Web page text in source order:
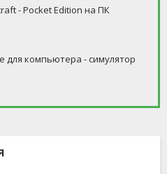
- Pocket Edition на ПК
для компьютера - симулятор